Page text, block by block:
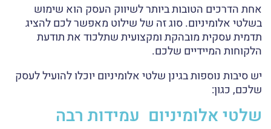
אחת הדרכים הטובות ביותר לשיווק העסק הוא שימוש
בשלטי אלומיניום. סוג זה של שילוט מאפשר לכם להציג
תדמית עסקית מובהקת ומקצועית שתלכוד את תודעת
הלקוחות המיידיים שלכם.
יש סיבות נוספות בגינן שלטי אלומיניום יוכלו להועיל לעסק
שלכם, כגון:
שלטי אלומיניום עמידות רבה